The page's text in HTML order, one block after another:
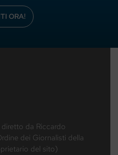
ORA!
da Riccardo
dei Giornalisti della
del sito)